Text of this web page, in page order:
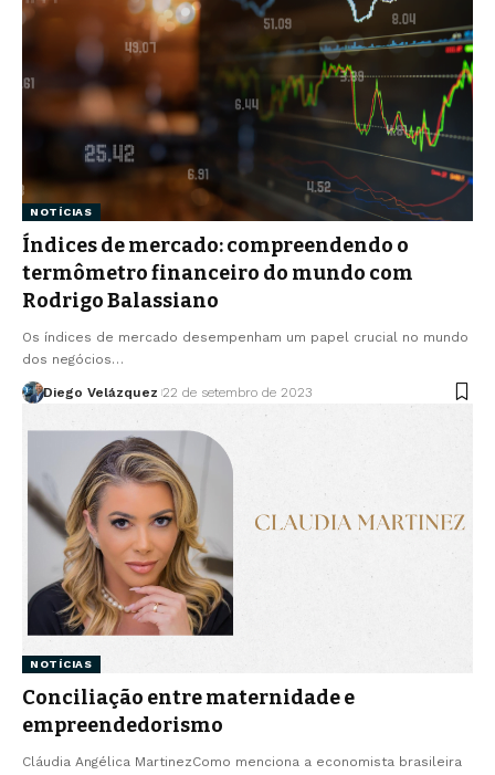
NOTÍCIAS
Índices de mercado: compreendendo o
termômetro financeiro do mundo com
Rodrigo Balassiano
Os índices de mercado desempenham um papel crucial no mundo
dos negócios…
Diego Velázquez 22 de setembro de 2023
NOTÍCIAS
Conciliação entre maternidade e
empreendedorismo
Cláudia Angélica MartinezComo menciona a economista brasileira